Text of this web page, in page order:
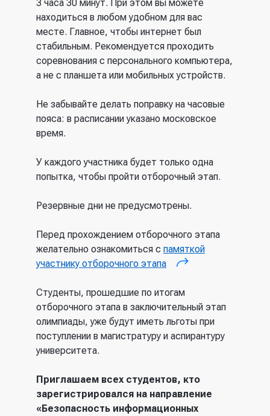
3 часа 30 минут. При этом вы можете
находиться в любом удобном для вас
месте. Главное, чтобы интернет был
стабильным. Рекомендуется проходить
соревнования с персонального компьютера,
а не с планшета или мобильных устройств.
Не забывайте делать поправку на часовые
пояса: в расписании указано московское
время.
У каждого участника будет только одна
попытка, чтобы пройти отборочный этап.
Резервные дни не предусмотрены.
Перед прохождением отборочного этапа
желательно ознакомиться с памяткой
участнику отборочного этапа
(внешняя
Студенты, прошедшие по итогам
отборочного этапа в заключительный этап
олимпиады, уже будут иметь льготы при
поступлении в магистратуру и аспирантуру
университета.
Приглашаем всех студентов, кто
зарегистрировался на направление
«Безопасность информационных